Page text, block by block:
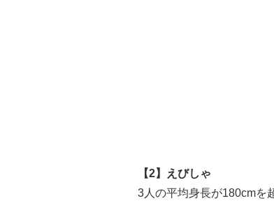
【2】えびしゃ
3人の平均身長が180cmを